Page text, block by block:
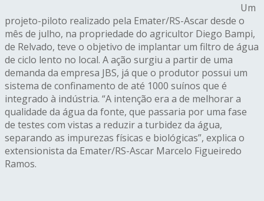
Um
projeto-piloto realizado pela Emater/RS-Ascar desde o
mês de julho, na propriedade do agricultor Diego Bampi,
de Relvado, teve o objetivo de implantar um filtro de água
de ciclo lento no local. A ação surgiu a partir de uma
demanda da empresa JBS, já que o produtor possui um
sistema de confinamento de até 1000 suínos que é
integrado à indústria. “A intenção era a de melhorar a
qualidade da água da fonte, que passaria por uma fase
de testes com vistas a reduzir a turbidez da água,
separando as impurezas físicas e biológicas”, explica o
extensionista da Emater/RS-Ascar Marcelo Figueiredo
Ramos.